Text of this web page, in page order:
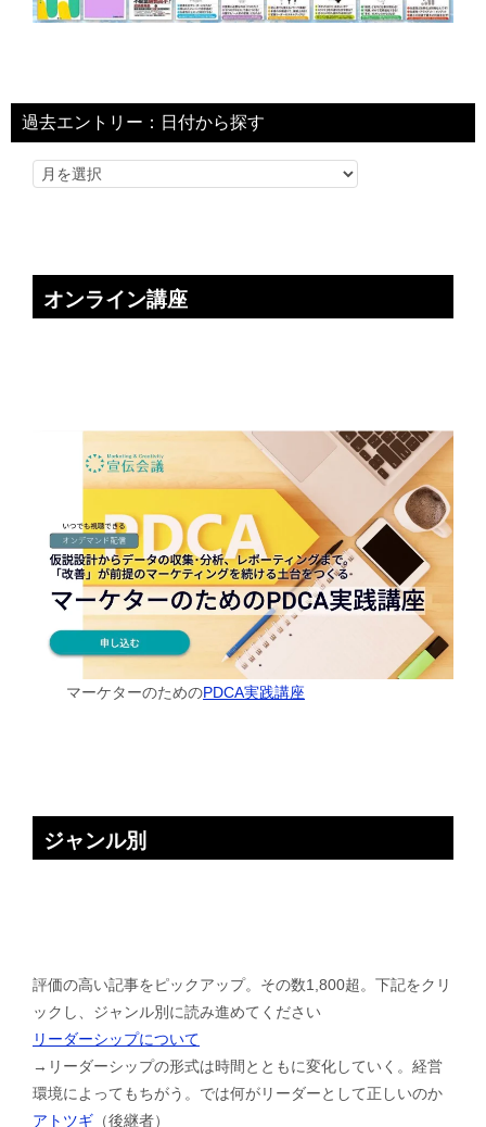
過去エントリー：日付から探す
オンライン講座
マーケターのためのPDCA実践講座
ジャンル別
評価の高い記事をピックアップ。その数1,800超。下記をクリ
ックし、ジャンル別に読み進めてください
リーダーシップについて
→リーダーシップの形式は時間とともに変化していく。経営
環境によってもちがう。では何がリーダーとして正しいのか
アトツギ （後継者）